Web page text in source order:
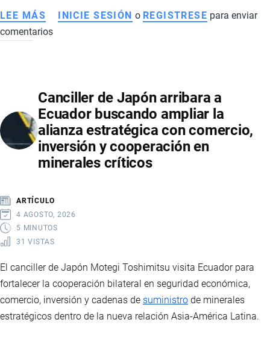
LEE MÁS SOBRE
COLOMBIA
DISPUTA
COMERCIAL:
MEDIDAS,
ARANCELES
Y
INICIE SESIÓN o REGISTRESE para enviar
comentarios
Canciller de Japón arribara a
Ecuador buscando ampliar la
alianza estratégica con comercio,
inversión y cooperación en
minerales críticos
ARTÍCULO
4 AGOSTO, 2026
5 MINUTOS
31 VISTAS
El canciller de Japón Motegi Toshimitsu visita Ecuador para
fortalecer la cooperación bilateral en seguridad económica,
comercio, inversión y cadenas de suministro de minerales
estratégicos dentro de la nueva relación Asia-América Latina.